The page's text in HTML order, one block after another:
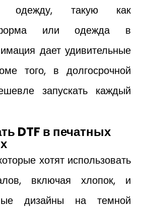
одежду, такую как
форма или одежда в
дает удивительные
того, в долгосрочной
запускать каждый
DTF в печатных
хотят использовать
включая хлопок, и
дизайны на темной